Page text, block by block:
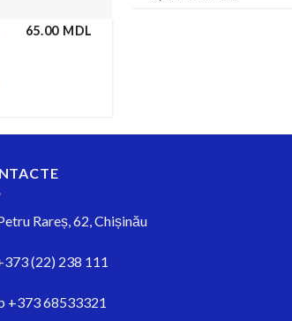
65.00 MDL
Rareș, 62, Chișinău
(22) 238 111
+373 68533321